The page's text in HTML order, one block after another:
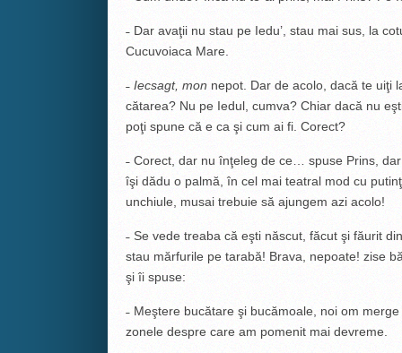
­˗ Dar avaţii nu stau pe Iedu’, stau mai sus, la
Cucuvoiaca Mare.
˗ Iecsagt, mon nepot. Dar de acolo, dacă te uiţi
cătarea? Nu pe Iedul, cumva? Chiar dacă nu
poţi spune că e ca şi cum ai fi. Corect?
˗ Corect, dar nu înţeleg de ce… spuse Prins,
îşi dădu o palmă, în cel mai teatral mod cu
unchiule, musai trebuie să ajungem azi acolo!
­˗ Se vede treaba că eşti născut, făcut şi făurit
stau mărfurile pe tarabă! Brava, nepoate! zise
şi îi spuse:
­˗ Meştere bucătare şi bucămoale, noi om
zonele despre care am pomenit mai devreme.